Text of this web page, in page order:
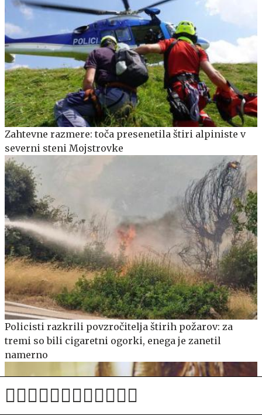
Zahtevne razmere: toča presenetila štiri alpiniste v
severni steni Mojstrovke
Policisti razkrili povzročitelja štirih požarov: za
tremi so bili cigaretni ogorki, enega je zanetil
namerno